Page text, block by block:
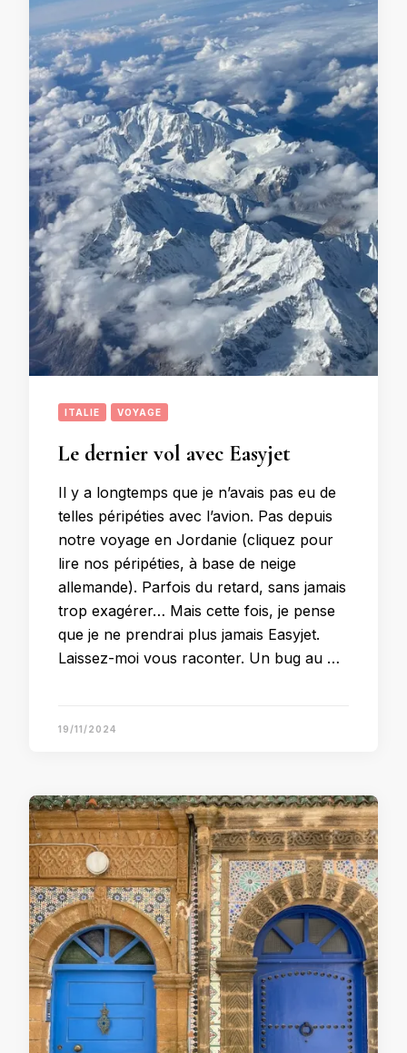
ITALIE VOYAGE
Le dernier vol avec Easyjet
Il y a longtemps que je n’avais pas eu de
telles péripéties avec l’avion. Pas depuis
notre voyage en Jordanie (cliquez pour
lire nos péripéties, à base de neige
allemande). Parfois du retard, sans jamais
trop exagérer… Mais cette fois, je pense
que je ne prendrai plus jamais Easyjet.
Laissez-moi vous raconter. Un bug au …
19/11/2024